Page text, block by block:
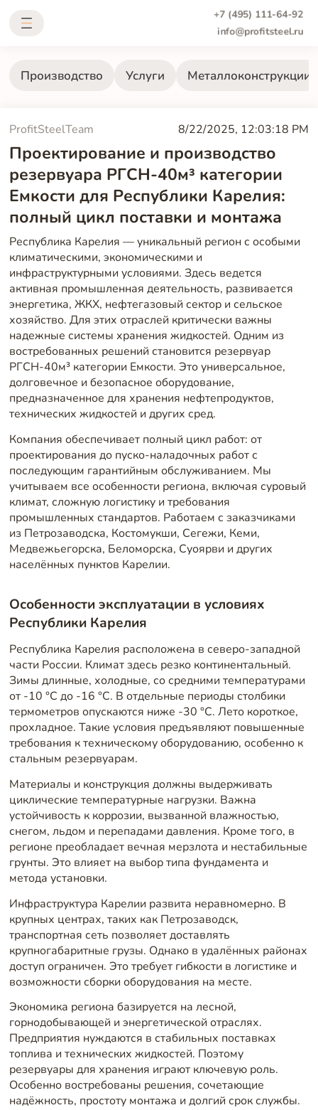
+7 (495) 111-64-92
info@profitsteel.ru
Производство Услуги Металлоконструкции
ProfitSteelTeam 8/22/2025, 12:03:18 PM
Проектирование и производство
резервуара РГСН-40м³ категории
Емкости для Республики Карелия:
полный цикл поставки и монтажа
Республика Карелия — уникальный регион с особыми
климатическими, экономическими и
инфраструктурными условиями. Здесь ведется
активная промышленная деятельность, развивается
энергетика, ЖКХ, нефтегазовый сектор и сельское
хозяйство. Для этих отраслей критически важны
надежные системы хранения жидкостей. Одним из
востребованных решений становится резервуар
РГСН-40м³ категории Емкости. Это универсальное,
долговечное и безопасное оборудование,
предназначенное для хранения нефтепродуктов,
технических жидкостей и других сред.
Компания обеспечивает полный цикл работ: от
проектирования до пуско-наладочных работ с
последующим гарантийным обслуживанием. Мы
учитываем все особенности региона, включая суровый
климат, сложную логистику и требования
промышленных стандартов. Работаем с заказчиками
из Петрозаводска, Костомукши, Сегежи, Кеми,
Медвежьегорска, Беломорска, Суоярви и других
населённых пунктов Карелии.
Особенности эксплуатации в условиях
Республики Карелия
Республика Карелия расположена в северо-западной
части России. Климат здесь резко континентальный.
Зимы длинные, холодные, со средними температурами
от -10 °C до -16 °C. В отдельные периоды столбики
термометров опускаются ниже -30 °C. Лето короткое,
прохладное. Такие условия предъявляют повышенные
требования к техническому оборудованию, особенно к
стальным резервуарам.
Материалы и конструкция должны выдерживать
циклические температурные нагрузки. Важна
устойчивость к коррозии, вызванной влажностью,
снегом, льдом и перепадами давления. Кроме того, в
регионе преобладает вечная мерзлота и нестабильные
грунты. Это влияет на выбор типа фундамента и
метода установки.
Инфраструктура Карелии развита неравномерно. В
крупных центрах, таких как Петрозаводск,
транспортная сеть позволяет доставлять
крупногабаритные грузы. Однако в удалённых районах
доступ ограничен. Это требует гибкости в логистике и
возможности сборки оборудования на месте.
Экономика региона базируется на лесной,
горнодобывающей и энергетической отраслях.
Предприятия нуждаются в стабильных поставках
топлива и технических жидкостей. Поэтому
резервуары для хранения играют ключевую роль.
Особенно востребованы решения, сочетающие
надёжность, простоту монтажа и долгий срок службы.